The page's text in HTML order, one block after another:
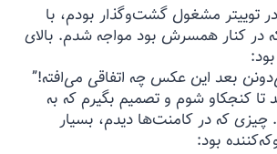
توییتر مشغول گشت‌و‌گذار بودم، با
در کنار همسرش بود مواجه شدم. بالای
بعد این عکس چه اتفاقی می‌افته!”
کنجکاو شوم و تصمیم بگیرم که به
چیزی که در کامنت‌ها دیدم، بسیار
بود: